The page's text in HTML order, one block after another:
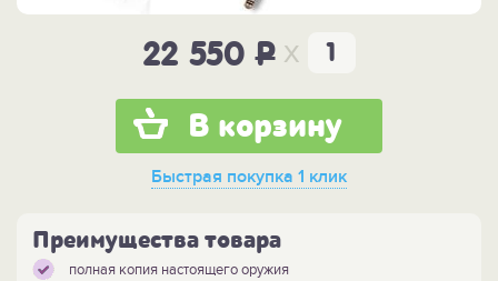
22 550P x
В корзину
Быстрая покупка 1 клик
Преимущества товара
полная копия настоящего оружия